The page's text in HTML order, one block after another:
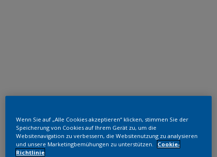
RAL 7037
1L337I
Wenn Sie auf „Alle Cookies akzeptieren“ klicken, stimmen Sie der
Speicherung von Cookies auf Ihrem Gerät zu, um die
Websitenavigation zu verbessern, die Websitenutzung zu analysieren
und unsere Marketingbemühungen zu unterstützen.
Cookie-
Richtlinie